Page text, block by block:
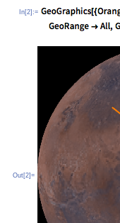
In[2]:=
Out[2]=